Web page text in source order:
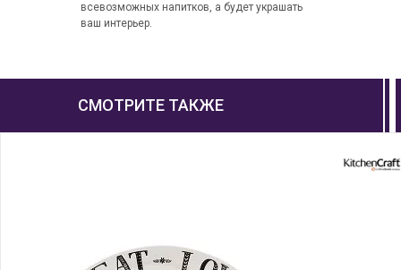
всевозможных напитков, а будет украшать
ваш интерьер.
СМОТРИТЕ ТАКЖЕ